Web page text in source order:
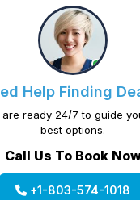
Help Finding
ready 24/7 to guide
best options.
Call Us To Book
+1-803-574-1018